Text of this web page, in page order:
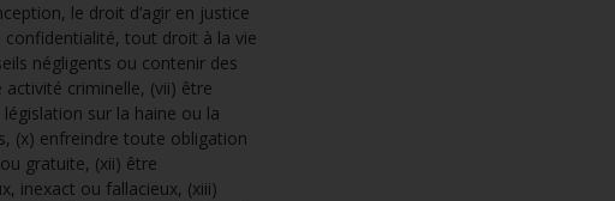
le droit d’agir en justice
tout droit à la vie
négligents ou contenir des
criminelle, (vii) être
sur la haine ou la
(x) enfreindre toute obligation
gratuite, (xii) être
inexact ou fallacieux, (xiii)